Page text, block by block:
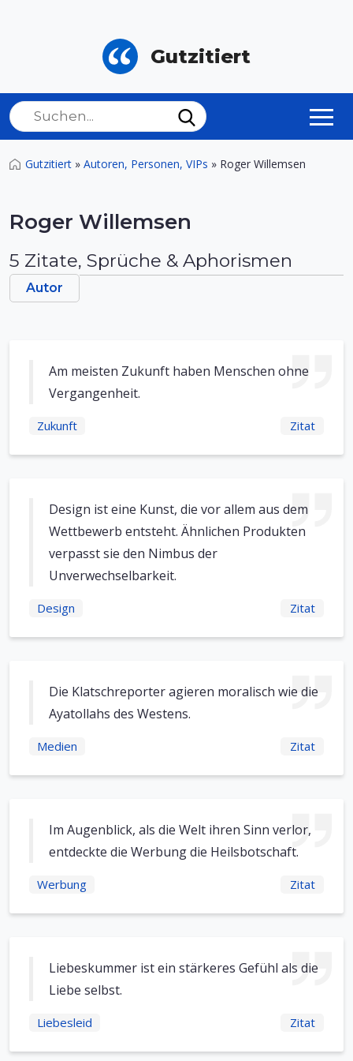
Gutzitiert
Gutzitiert » Autoren, Personen, VIPs » Roger Willemsen
Roger Willemsen
5 Zitate, Sprüche & Aphorismen
Autor
Am meisten Zukunft haben Menschen ohne
Vergangenheit.
Zukunft Zitat
Design ist eine Kunst, die vor allem aus dem
Wettbewerb entsteht. Ähnlichen Produkten
verpasst sie den Nimbus der
Unverwechselbarkeit.
Design Zitat
Die Klatschreporter agieren moralisch wie die
Ayatollahs des Westens.
Medien Zitat
Im Augenblick, als die Welt ihren Sinn verlor,
entdeckte die Werbung die Heilsbotschaft.
Werbung Zitat
Liebeskummer ist ein stärkeres Gefühl als die
Liebe selbst.
Liebesleid Zitat